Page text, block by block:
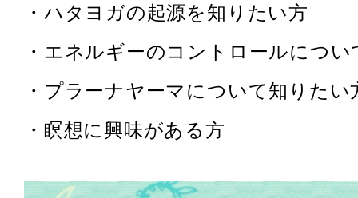
・ハタヨガの起源を知りたい方
・エネルギーのコントロールにつ
・プラーナヤーマについて知りたい
・瞑想に興味がある方